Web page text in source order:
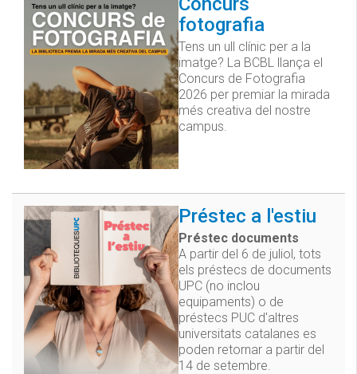
fotografia
Tens un ull clínic per a la
imatge? La BCBL llança el
Concurs de Fotografia
2026 per premiar la mirada
més creativa del nostre
campus.
Préstec a l'estiu
Préstec documents
A partir del 6 de juliol, tots
els préstecs de documents
UPC (no inclou
equipaments) o de
préstecs PUC d'altres
universitats catalanes es
poden retornar a partir del
14 de setembre.